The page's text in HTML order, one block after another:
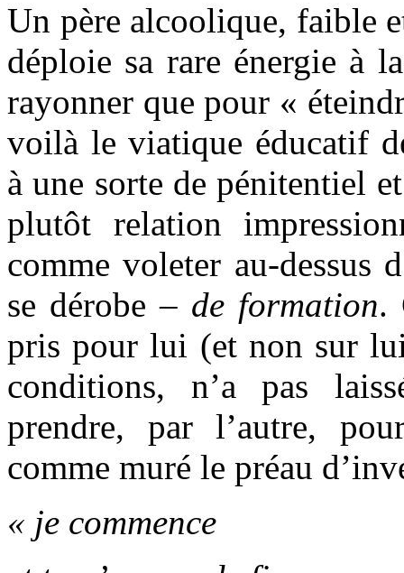
Un père alcoolique, faible
déploie sa rare énergie à
rayonner que pour «
voilà le viatique éducatif
à une sorte de pénitentiel
plutôt relation
comme voleter au-dessus
se dérobe – de formation.
pris pour lui (et non sur
conditions, n’a pas
prendre, par l’autre,
comme muré le préau
« je commence